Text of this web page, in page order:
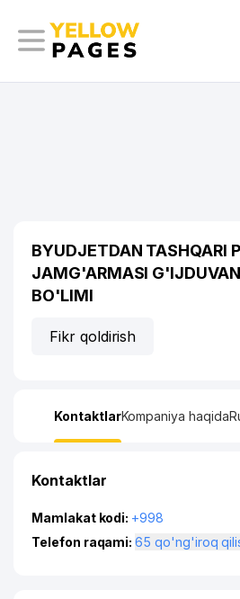
BYUDJETDAN TASHQARI
JAMG'ARMASI
BO'LIMI
Fikr qoldirish
KontaktlarKompaniya haqida
Kontaktlar
Mamlakat kodi: +998
Telefon raqami:
65 qo'ng'iroq